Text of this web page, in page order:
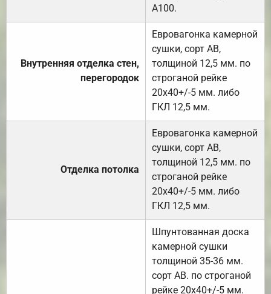
А100.
Внутренняя отделка стен,
перегородок
Евровагонка камерной
сушки, сорт АВ,
толщиной 12,5 мм. по
строганой рейке
20х40+/-5 мм. либо
ГКЛ 12,5 мм.
Отделка потолка
Евровагонка камерной
сушки, сорт АВ,
толщиной 12,5 мм. по
строганой рейке
20х40+/-5 мм. либо
ГКЛ 12,5 мм.
Шпунтованная доска
камерной сушки
толщиной 35-36 мм.
сорт АВ. по строганой
рейке 20х40+/-5 мм.